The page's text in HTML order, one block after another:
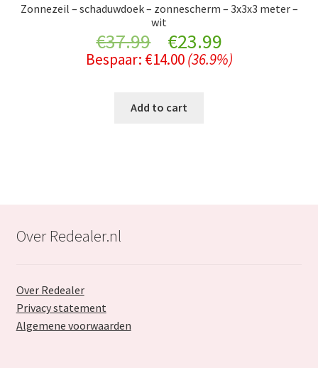
Zonnezeil – schaduwdoek – zonnescherm – 3x3x3 meter –
wit
€37.99
Original
price
was:
€23.99Current
price
Bespaar: €14.00 (36.9%)
Add to cart
Over Redealer.nl
Over Redealer
Privacy statement
Algemene voorwaarden